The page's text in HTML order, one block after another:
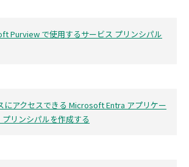
Purview で使用するサービス プリンシパル
にアクセスできる Microsoft Entra アプリケー
リンシパルを作成する